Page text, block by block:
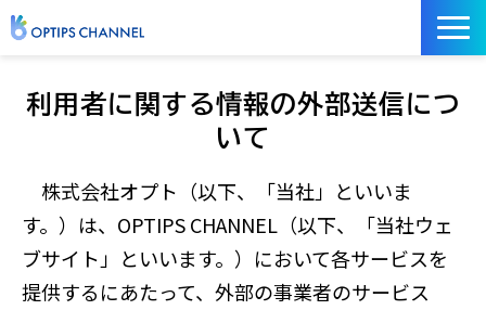
お役立ち資料
イベント
サービス／ツール
利用者に関する情報の外部送信につ
いて
株式会社オプト（以下、「当社」といいま
す。）は、OPTIPS CHANNEL（以下、「当社ウェ
ブサイト」といいます。）において各サービスを
提供するにあたって、外部の事業者のサービス